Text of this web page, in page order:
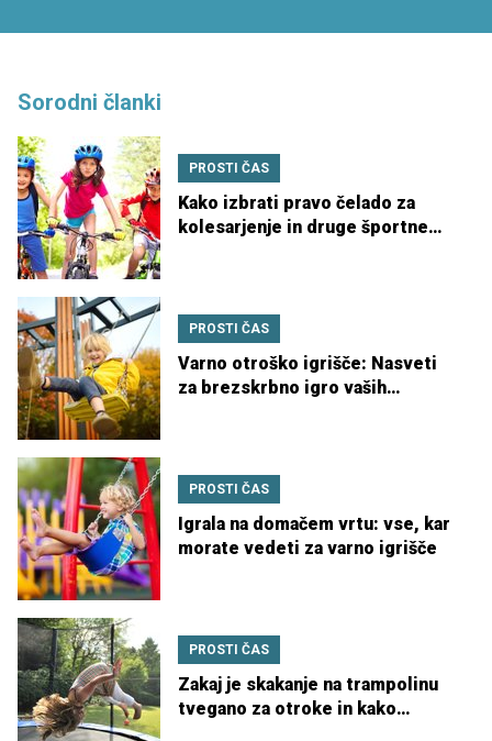
Sorodni članki
PROSTI ČAS
Kako izbrati pravo čelado za
kolesarjenje in druge športne
PROSTI ČAS
Varno otroško igrišče: Nasveti
za brezskrbno igro vaših
PROSTI ČAS
Igrala na domačem vrtu: vse, kar
morate vedeti za varno igrišče
PROSTI ČAS
Zakaj je skakanje na trampolinu
tvegano za otroke in kako